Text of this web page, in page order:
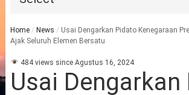
Home / News / Usai Dengarkan Pidato Kenegaraan
Ajak Seluruh Elemen Bersatu
484 views since Agustus 16, 2024
Usai Dengarkan